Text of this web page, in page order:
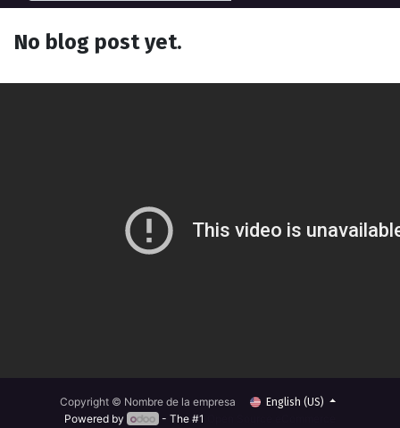
No blog post yet.
Copyright © Nombre de la empresa English (US)
Powered by - The #1